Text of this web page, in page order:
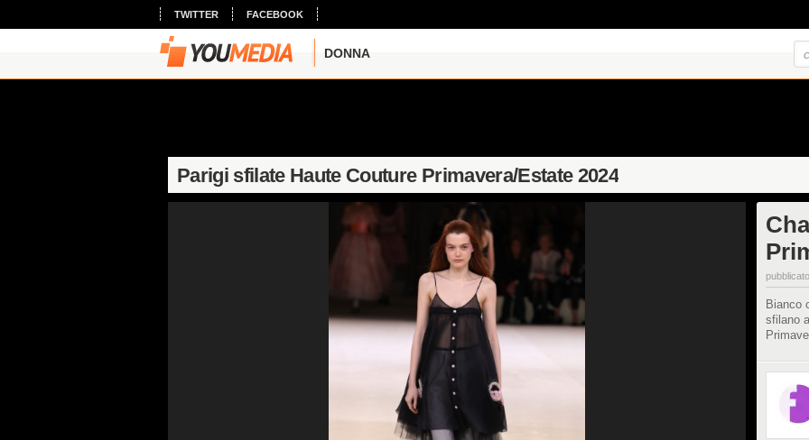
TWITTER FACEBOOK
DONNA
Parigi sfilate Haute Couture Primavera/Estate 2024
Bianco
sfilano